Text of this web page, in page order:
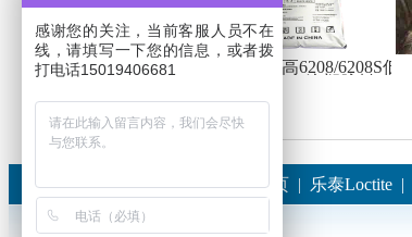
汉高6208/6208S低温
首页 | 乐泰Loctite |
感谢您的关注，当前客服人员不在
线，请填写一下您的信息，或者拨
打电话15019406681